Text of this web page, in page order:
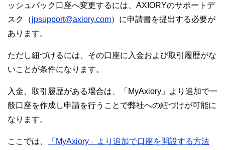
ッシュバック口座へ変更するには、AXIORYのサポートデ
スク（jpsupport@axiory.com）に申請書を提出する必要が
あります。
ただし紐づけるには、その口座に入金および取引履歴がな
いことが条件になります。
入金、取引履歴がある場合は、「MyAxiory」より追加で一
般口座を作成し申請を行うことで弊社への紐づけが可能に
なります。
ここでは、
「MyAxiory」より追加で口座を開設する方法